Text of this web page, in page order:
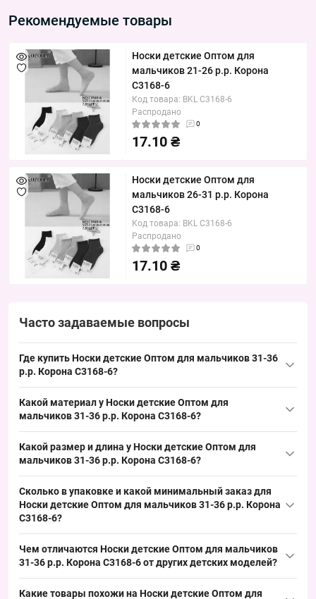
Рекомендуемые товары
Носки детские Оптом для
мальчиков 21-26 р.р. Корона
C3168-6
Код товара: BKL C3168-6
Распродано
0
17.10 ₴
Носки детские Оптом для
мальчиков 26-31 р.р. Корона
C3168-6
Код товара: BKL C3168-6
Распродано
0
17.10 ₴
Часто задаваемые вопросы
Где купить Носки детские Оптом для мальчиков 31-36
р.р. Корона C3168-6?
C3168-6 можно упаковкой по 10 штук из Одессы 7КМ; это
быстрый оборот и удобство выкладки в торговой точке.
Какой материал у Носки детские Оптом для
мальчиков 31-36 р.р. Корона C3168-6?
воздухопроницаемость и пригодность для демисезонного
модель как ходовой товар и удобно пополнять запасы.
Какой размер и длина у Носки детские Оптом для
мальчиков 31-36 р.р. Корона C3168-6?
соответствующего возраста; этот востребованный размер
обеспечивает быстрый оборот и удобство выкладки в оптовых
Сколько в упаковке и какой минимальный заказ для
Носки детские Оптом для мальчиков 31-36 р.р. Корона
C3168-6?
упаковка; формат заказа упаковками и стандартная фасовка
пополнение ассортимента.
Чем отличаются Носки детские Оптом для мальчиков
31-36 р.р. Корона C3168-6 от других детских моделей?
Какие товары похожи на Носки детские Оптом для